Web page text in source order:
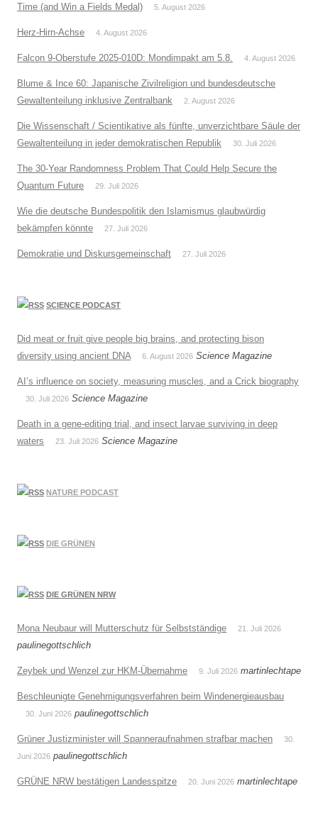
Time (and Win a Fields Medal)
5. August 2026
Herz-Hirn-Achse 4. August 2026
Falcon 9-Oberstufe 2025-010D: Mondimpakt am 5.8. 4. August 2026
Blume & Ince 60: Japanische Zivilreligion und bundesdeutsche
Gewaltenteilung inklusive Zentralbank
2. August 2026
Die Wissenschaft / Scientikative als fünfte, unverzichtbare Säule der
Gewaltenteilung in jeder demokratischen Republik
30. Juli 2026
The 30-Year Randomness Problem That Could Help Secure the
Quantum Future
29. Juli 2026
Wie die deutsche Bundespolitik den Islamismus glaubwürdig
bekämpfen könnte
27. Juli 2026
Demokratie und Diskursgemeinschaft 27. Juli 2026
SCIENCE PODCAST
Did meat or fruit give people big brains, and protecting bison
diversity using ancient DNA
6. August 2026 Science Magazine
AI’s influence on society, measuring muscles, and a Crick biography
30. Juli 2026 Science Magazine
Death in a gene-editing trial, and insect larvae surviving in deep
waters
23. Juli 2026 Science Magazine
NATURE PODCAST
DIE GRÜNEN
DIE GRÜNEN NRW
Mona Neubaur will Mutterschutz für Selbstständige 21. Juli 2026
paulinegottschlich
Zeybek und Wenzel zur HKM-Übernahme 9. Juli 2026 martinlechtape
Beschleunigte Genehmigungsverfahren beim Windenergieausbau
30. Juni 2026 paulinegottschlich
Grüner Justizminister will Spanneraufnahmen strafbar machen
30.
Juni 2026 paulinegottschlich
GRÜNE NRW bestätigen Landesspitze 20. Juni 2026 martinlechtape